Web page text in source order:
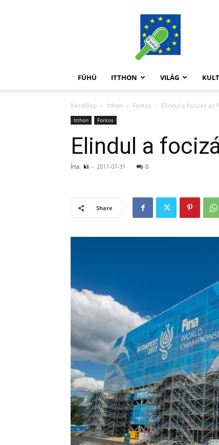
FüHü
FÜHÜ ITTHON VILÁG
Kezdőlap Itthon Fontos Elindul a focizás az
Itthon Fontos
Elindul a
Írta: ki - 2017-07-31 0
Share